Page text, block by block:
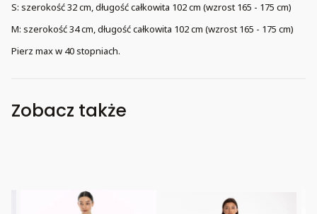
S: szerokość 32 cm, długość całkowita 102 cm (wzrost 165 - 175 cm)
M: szerokość 34 cm, długość całkowita 102 cm (wzrost 165 - 175 cm)
Pierz max w 40 stopniach.
Zobacz także